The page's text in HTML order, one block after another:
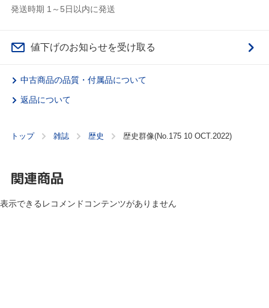
発送時期 1～5日以内に発送
値下げのお知らせを受け取る
中古商品の品質・付属品について
返品について
トップ 雑誌 歴史 歴史群像(No.175 10 OCT.2022)
関連商品
表示できるレコメンドコンテンツがありません